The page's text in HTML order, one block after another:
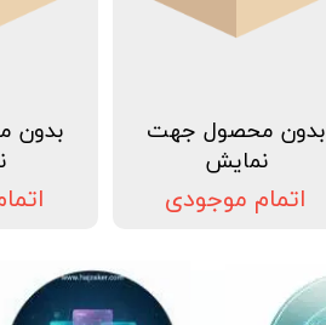
بدون
بدون محصول جهت
نمایش
اتمام موجودی